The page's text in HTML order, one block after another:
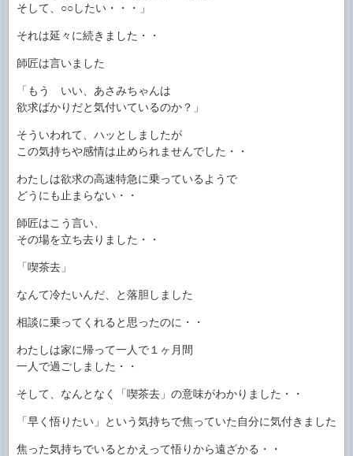
そして、○○したい・・・」
それは延々に続きました・・
師匠は言いました
「もう いい、あさみちゃんは
欲求ばかりだと気付いているのか？」
そういわれて、ハッとしましたが
この気持ちや感情は止められませんでした・・
わたしは欲求の高速特急に乗っているようで
どうにも止まらない・・
師匠はこう言い、
その場を立ち去りました・・
「喫茶去」
なんて冷たいんだ、と落胆しました
相談に乗ってくれると思ったのに・・
わたしは家に帰って一人で１ヶ月間
一人で過ごしました・・
そして、なんとなく「喫茶去」の意味がわかりました・・
「早く悟りたい」という気持ちで焦っていた自分に気付きました
焦った気持ちでいるとかえって悟りから遠ざかる・・